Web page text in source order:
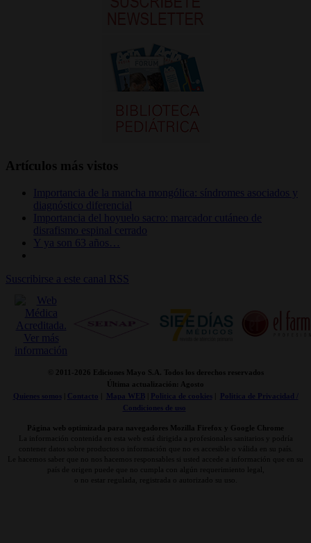
Artículos más vistos
Importancia de la mancha mongólica: síndromes asociados y
diagnóstico diferencial
Importancia del hoyuelo sacro: marcador cutáneo de
disrafismo espinal cerrado
Y ya son 63 años…
Suscribirse a este canal RSS
© 2011- 2026 Ediciones Mayo S.A. Todos los derechos reservados
Última actualización: Agosto
Quienes somos| Contacto Mapa WEB| Politica de cookies|
Politica de Privacidad /
Condiciones de uso
Página web optimizada para navegadores Mozilla Firefox y Google Chrome
La información contenida en esta web está dirigida a profesionales sanitarios y podría
contener datos sobre productos o información que no es accesible o válida en su país.
Le hacemos saber que no nos hacemos responsables si usted accede a información que en su
país de origen puede que no cumpla con algún requerimiento legal,
o no estar regulada, registrada o autorizado su uso.